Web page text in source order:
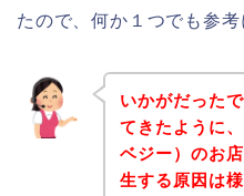
たので、何か１つでも参考
いかがだった
てきたように
ベジー）のお
生する原因は